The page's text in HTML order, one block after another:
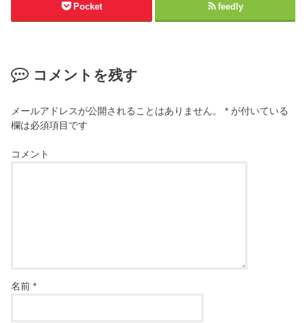
Pocket feedly
コメントを残す
メールアドレスが公開されることはありません。 * が付いている
欄は必須項目です
コメント
名前*